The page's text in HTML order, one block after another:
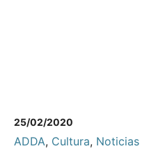
25/02/2020
ADDA, Cultura, Noticias